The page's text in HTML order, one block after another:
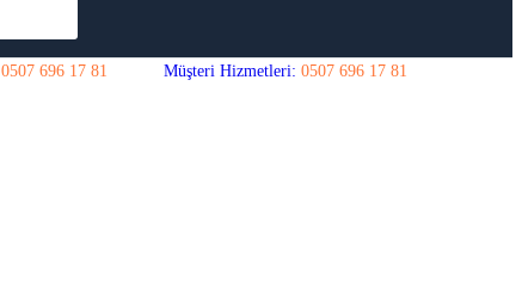
0507 696 17 81 Müşteri Hizmetleri: 0507 696 17 81